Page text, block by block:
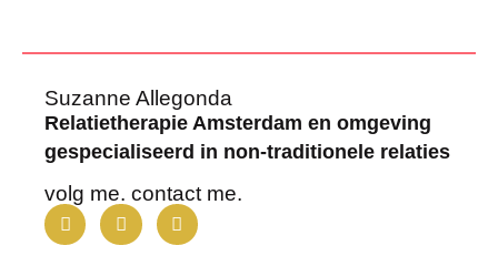
Suzanne Allegonda
Relatietherapie Amsterdam en omgeving
gespecialiseerd in non-traditionele relaties
volg me. contact me.